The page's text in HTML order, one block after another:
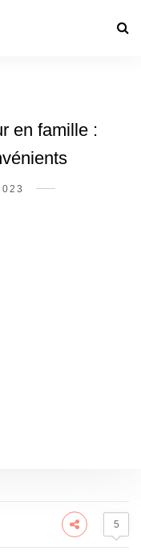
en famille :
5